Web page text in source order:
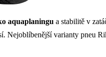
aquaplaningu a stabilitě v
Nejoblíbenější varianty pneu